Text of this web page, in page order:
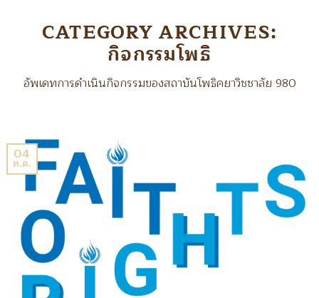
CATEGORY ARCHIVES:
กิจกรรมโพธิ
อัพเดทการดำเนินกิจกรรมของสถาบันโพธิคยาวิชชาลัย 980
04
ต.ค.